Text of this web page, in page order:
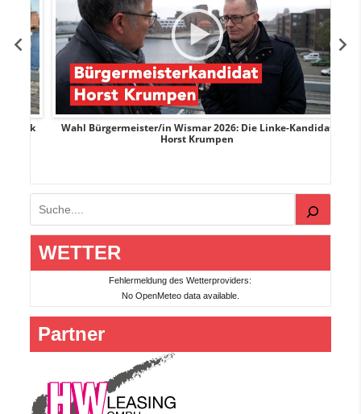
Wahl Bürgermeister/in Wismar 2026: Die Linke-Kandidat
Horst Krumpen
Suchen
WETTER
Fehlermeldung des Wetterproviders:
No OpenMeteo data available.
Partner